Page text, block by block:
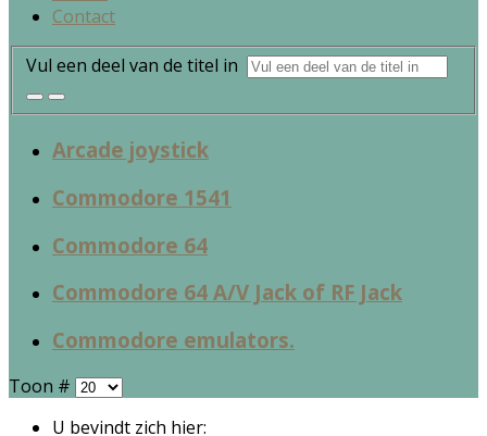
Contact
Vul een deel van de titel in
Arcade joystick
Commodore 1541
Commodore 64
Commodore 64 A/V Jack of RF Jack
Commodore emulators.
Toon #
U bevindt zich hier: